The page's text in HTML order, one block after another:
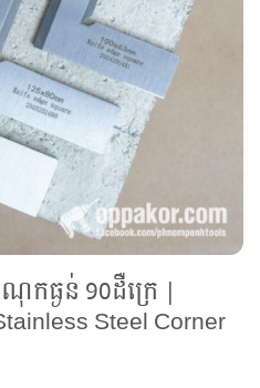
កធ្ងន់ 90ដឺក្រេ |
Steel Corner